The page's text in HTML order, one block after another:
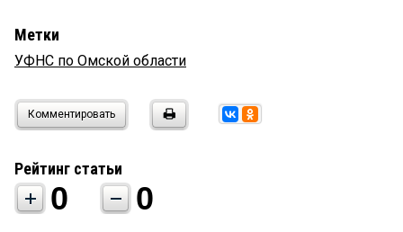
Метки
УФНС по Омской области
Комментировать
Рейтинг статьи
0 0